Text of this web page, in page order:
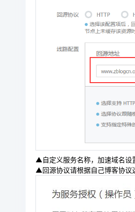
▲自定义服务名称，加速域名设
▲回源协议请根据自己博客协议